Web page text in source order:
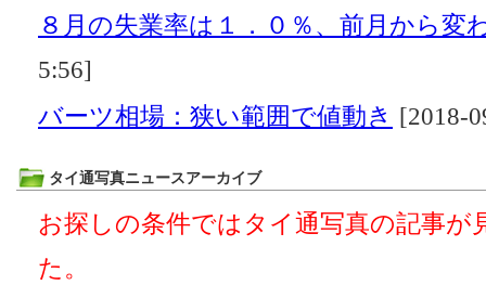
８月の失業率は１．０％、前月から変
5:56]
バーツ相場：狭い範囲で値動き [2018-
タイ通写真ニュースアーカイブ
お探しの条件ではタイ通写真の記事が
た。